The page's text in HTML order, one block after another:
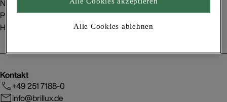
Nachhaltigkeit
Presse
Handelspartner
Kontakt
+49 251 7188-0
info@brillux.de
Alle Cookies ablehnen